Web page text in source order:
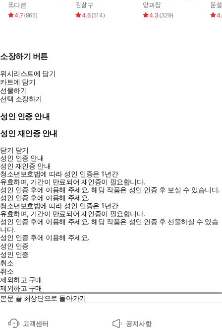
또다른
4.7 (965)
김살구
4.6(514)
양과람
4.3 (329)
문
소장하기 버튼
위시리스트에 담기
카트에 담기
선물하기
선택 소장하기
성인 인증 안내
성인 재인증 안내
닫기 닫기
성인 인증 안내
성인 재인증 안내
청소년보호법에 따라 성인 인증은 1년간
유효하며, 기간이 만료되어 재인증이 필요합니다.
성인 인증 후에 이용해 주세요.해당 작품은 성인 인증 후 보실 수 있습니다.
성인 인증 후에 이용해 주세요.
청소년보호법에 따라 성인 인증은 1년간
유효하며, 기간이 만료되어 재인증이 필요합니다.
성인 인증 후에 이용해 주세요.해당 작품은 성인 인증 후 선물하실 수 있습
니다.
성인 인증 후에 이용해 주세요.
성인 인증
성인 인증
취소
취소
제외하고 구매
제외하고 구매
본문 끝 최상단으로 돌아가기
고객센터 공지사항